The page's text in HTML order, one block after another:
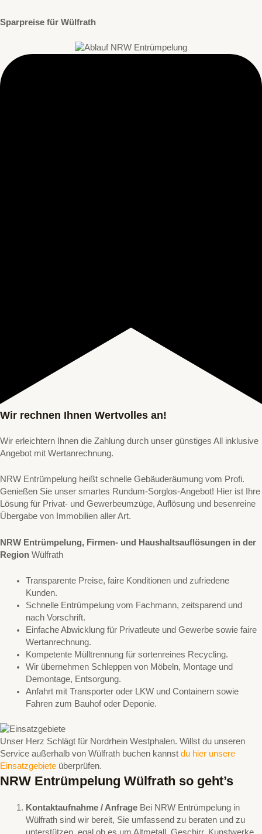
Sparpreise für Wülfrath
Wir rechnen Ihnen Wertvolles an!
Wir erleichtern Ihnen die Zahlung durch unser günstiges All inklusive
Angebot mit Wertanrechnung.
NRW Entrümpelung heißt schnelle Gebäuderäumung vom Profi.
Genießen Sie unser smartes Rundum-Sorglos-Angebot! Hier ist Ihre
Lösung für Privat- und Gewerbeumzüge, Auflösung und besenreine
Übergabe von Immobilien aller Art.
NRW Entrümpelung, Firmen- und Haushaltsauflösungen in der
Region Wülfrath
Transparente Preise, faire Konditionen und zufriedene
Kunden.
Schnelle Entrümpelung vom Fachmann, zeitsparend und
nach Vorschrift.
Einfache Abwicklung für Privatleute und Gewerbe sowie faire
Wertanrechnung.
Kompetente Mülltrennung für sortenreines Recycling.
Wir übernehmen Schleppen von Möbeln, Montage und
Demontage, Entsorgung.
Anfahrt mit Transporter oder LKW und Containern sowie
Fahren zum Bauhof oder Deponie.
Unser Herz Schlägt für Nordrhein Westphalen. Willst du unseren
Service außerhalb von Wülfrath buchen kannst du hier unsere
Einsatzgebiete überprüfen.
NRW Entrümpelung Wülfrath so geht’s
Kontaktaufnahme / AnfrageBei NRW Entrümpelung in
Wülfrath sind wir bereit, Sie umfassend zu beraten und zu